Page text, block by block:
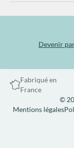
Devenir
Fabriqué en
France
©
Mentions légales